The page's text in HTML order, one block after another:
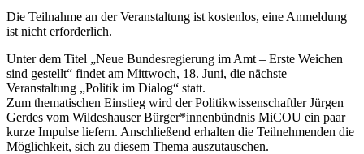
Die Teilnahme an der Veranstaltung ist kostenlos, eine Anmeldung
ist nicht erforderlich.
Unter dem Titel „Neue Bundesregierung im Amt – Erste Weichen
sind gestellt“ findet am Mittwoch, 18. Juni, die nächste
Veranstaltung „Politik im Dialog“ statt.
Zum thematischen Einstieg wird der Politikwissenschaftler Jürgen
Gerdes vom Wildeshauser Bürger*innenbündnis MiCOU ein paar
kurze Impulse liefern. Anschließend erhalten die Teilnehmenden die
Möglichkeit, sich zu diesem Thema auszutauschen.